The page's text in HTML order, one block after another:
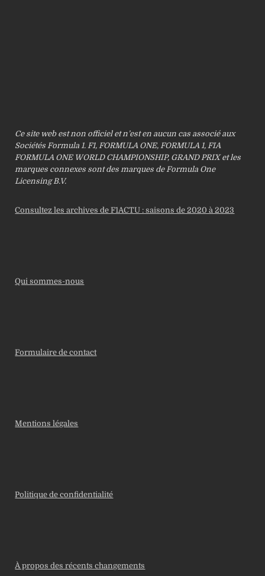
Ce site web est non officiel et n’est en aucun cas associé aux
Sociétés Formula 1. F1, FORMULA ONE, FORMULA 1, FIA
FORMULA ONE WORLD CHAMPIONSHIP, GRAND PRIX et les
marques connexes sont des marques de Formula One
Licensing B.V.
Consultez les archives de F1ACTU : saisons de 2020 à 2023
Qui sommes-nous
Formulaire de contact
Mentions légales
Politique de confidentialité
À propos des récents changements